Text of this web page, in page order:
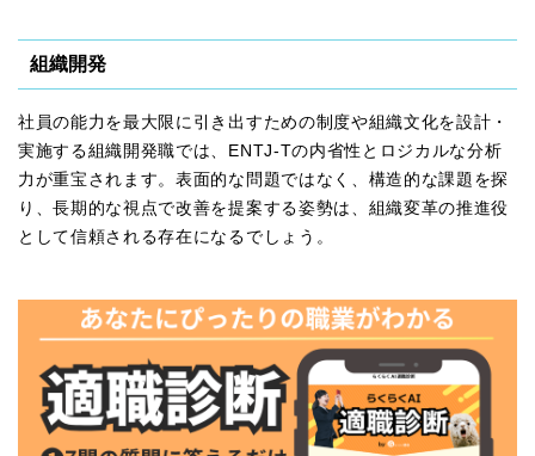
組織開発
社員の能力を最大限に引き出すための制度や組織文化を設計・
実施する組織開発職では、ENTJ-Tの内省性とロジカルな分析
力が重宝されます。表面的な問題ではなく、構造的な課題を探
り、長期的な視点で改善を提案する姿勢は、組織変革の推進役
として信頼される存在になるでしょう。